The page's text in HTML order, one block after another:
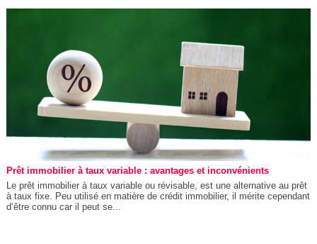
Prêt immobilier à taux variable : avantages et inconvénients
Le prêt immobilier à taux variable ou révisable, est une alternative au prêt
à taux fixe. Peu utilisé en matière de crédit immobilier, il mérite cependant
d’être connu car il peut se...